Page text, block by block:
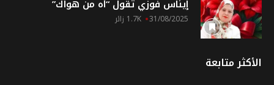
إيناس فوزي تقول “أه من هواك”
31/08/2025 1.7K زائر
الأكثر متابعة